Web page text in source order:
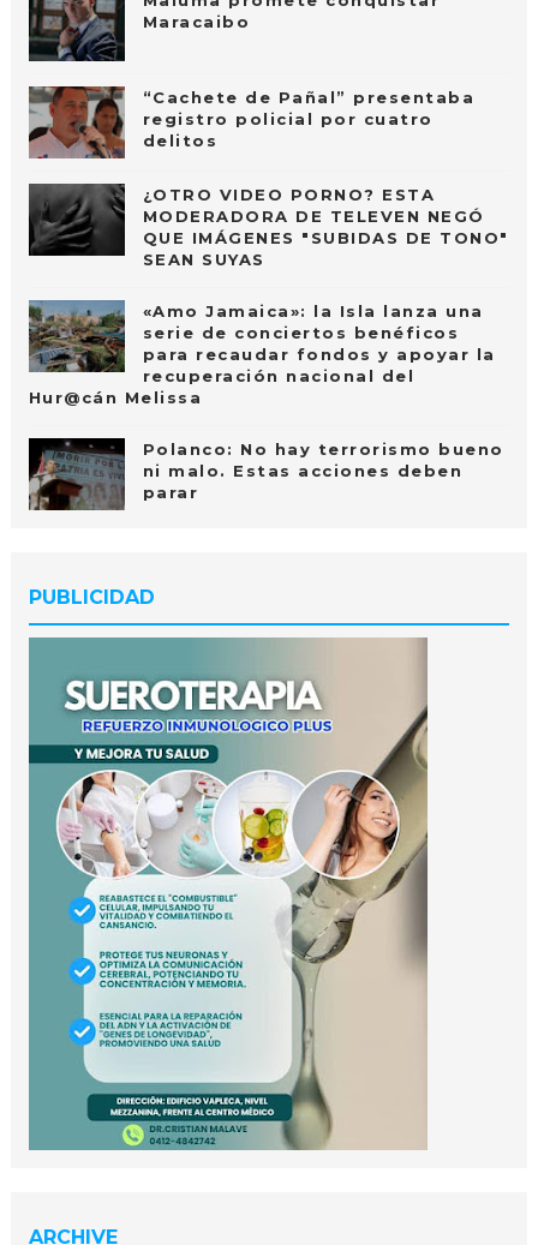
Maracaibo
“Cachete de Pañal” presentaba
registro policial por cuatro
delitos
¿OTRO VIDEO PORNO? ESTA
MODERADORA DE TELEVEN NEGÓ
QUE IMÁGENES "SUBIDAS DE TONO"
SEAN SUYAS
«Amo Jamaica»: la Isla lanza una
serie de conciertos benéficos
para recaudar fondos y apoyar la
recuperación nacional del
Hur@cán Melissa
Polanco: No hay terrorismo bueno
ni malo. Estas acciones deben
parar
PUBLICIDAD
ARCHIVE